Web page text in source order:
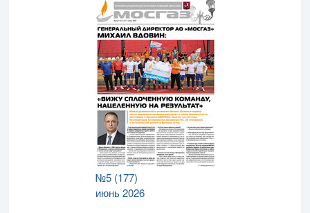
№5 (177)
июнь 2026